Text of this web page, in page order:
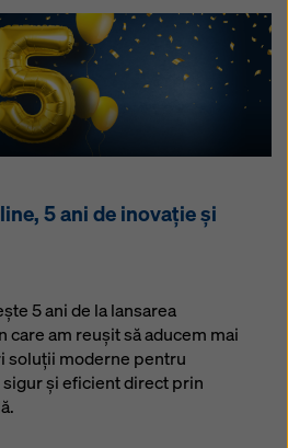
5 ani de inovație și
5 ani de la lansarea
care am reușit să aducem mai
soluții moderne pentru
și eficient direct prin